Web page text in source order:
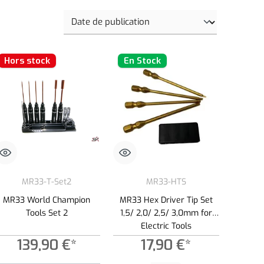
Hors stock
MR33-T-Set2
MR33 World Champion
Tools Set 2
139,90 €*
En Stock
MR33-HTS
MR33 Hex Driver Tip Set
1,5/ 2,0/ 2,5/ 3,0mm for
Electric Tools
17,90 €*